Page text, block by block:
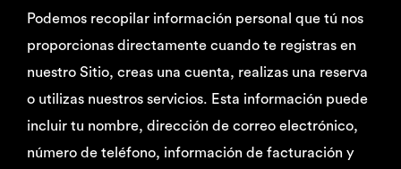
Podemos recopilar información personal que tú nos
proporcionas directamente cuando te registras en
nuestro Sitio, creas una cuenta, realizas una reserva
o utilizas nuestros servicios. Esta información puede
incluir tu nombre, dirección de correo electrónico,
número de teléfono, información de facturación y